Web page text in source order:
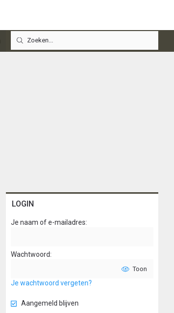
LOGIN
Je naam of e-mailadres
Wachtwoord
Toon
Je wachtwoord vergeten?
Aangemeld blijven